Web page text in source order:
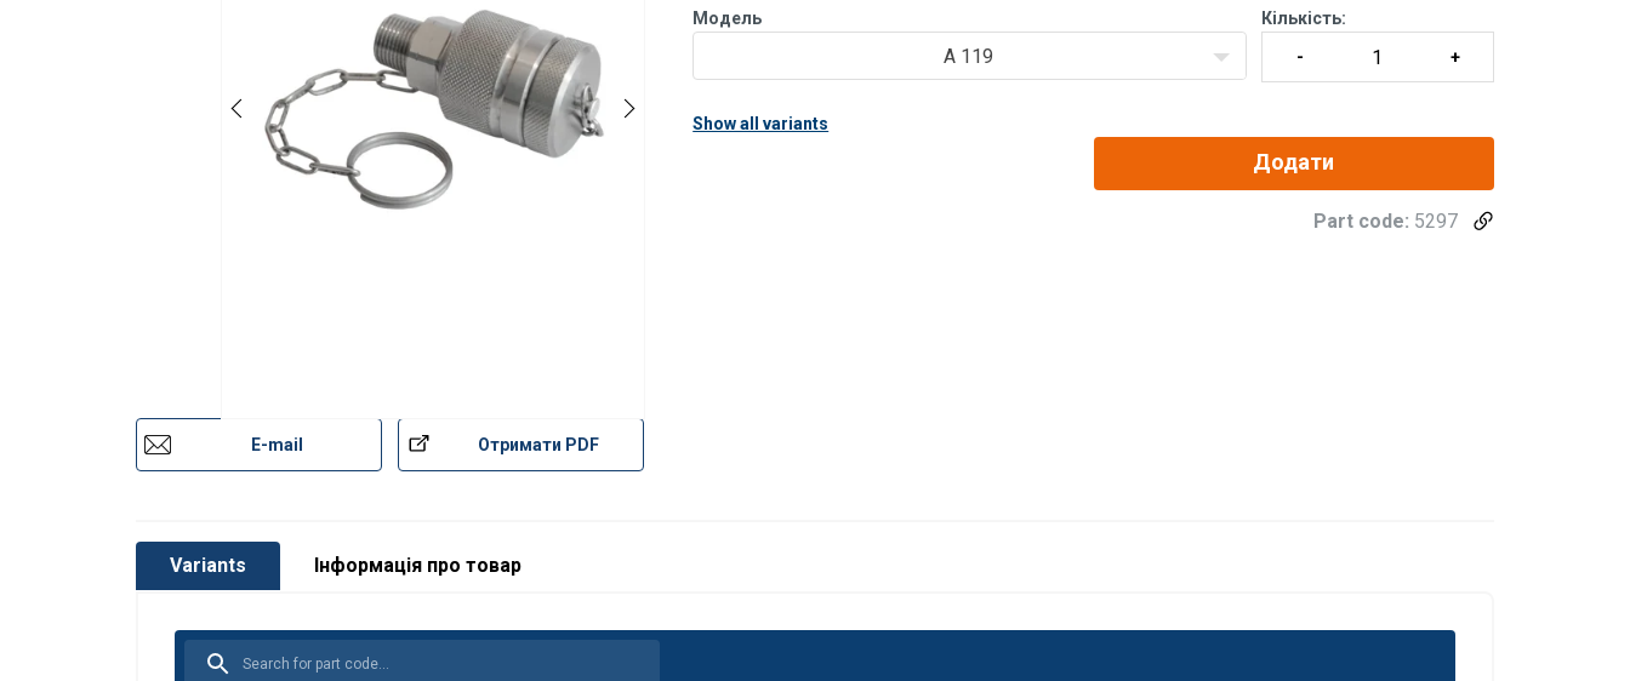
E-mail Отримати PDF
Модель
A 119
Кількість:
Show all variants
Додати
Part code: 5297
Variants Інформація про товар